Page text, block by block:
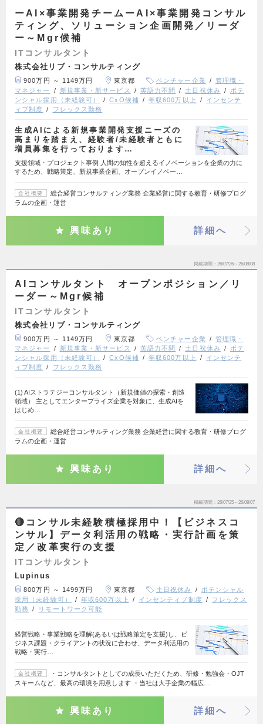
ーAI×事業開発チームーAI×事業開発コンサル
ティング、ソリューション企画開発／リーダ
ー～Mgr候補
ITコンサルタント
株式会社リブ・コンサルティング
900万円 ～ 1149万円 東京都 ベンチャー企業
管理職・
マネジャー
新規事業・新サービス 英語力不問 土日祝休み
ポテ
ンシャル採用（未経験可）
CxO候補 年収600万以上
インセンテ
ィブ制度
フレックス勤務
生成AIによる新規事業開発支援ニーズの
高まりを踏まえ、経験者/未経験者ともに
増員募集を行っております…
支援領域・プロジェクト事例 人間の知性を超えるイノベーションを企業の力に
するため、戦略策定、新規事業企画、オープンイノベー…
会社概要
総合経営コンサルティング業務 企業経営に関する教育・研修プログ
ラムの企画・運営
興味あり 詳細へ
掲載期間 26/07/26～26/08/08
AIコンサルタント オープンポジション／リ
ーダー～Mgr候補
ITコンサルタント
株式会社リブ・コンサルティング
900万円 ～ 1149万円 東京都 ベンチャー企業
管理職・
マネジャー
新規事業・新サービス 英語力不問 土日祝休み
ポテ
ンシャル採用（未経験可）
CxO候補 年収600万以上
インセンテ
ィブ制度
フレックス勤務
(1) AIストラテジーコンサルタント（新規価値の探索・創造
領域） 主としてエンタープライズ企業を対象に、生成AIを
はじめ…
会社概要
総合経営コンサルティング業務 企業経営に関する教育・研修プログ
ラムの企画・運営
興味あり 詳細へ
掲載期間 26/07/25～26/08/07
🔴コンサル未経験積極採用中！【ビジネスコ
ンサル】データ利活用の戦略・実行計画を策
定／改革実行の支援
ITコンサルタント
Lupinus
800万円 ～ 1499万円 東京都 土日祝休み
ポテンシャル
採用（未経験可）
年収600万以上 インセンティブ制度
フレックス
勤務
リモートワーク可能
経営戦略・事業戦略を理解(あるいは戦略策定を支援)し、ビ
ジネス課題・クライアントの状況に合わせ、データ利活用の
戦略・実行…
会社概要
・コンサルタントとしての成長いただくため、研修・勉強会・OJT
スキームなど、最高の環境を用意します ・当社は大手企業の幅広…
興味あり 詳細へ